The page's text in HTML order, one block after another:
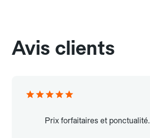
Avis clients
Prix forfaitaires et ponctualité.